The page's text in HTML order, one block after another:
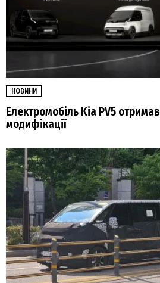
НОВИНИ
Електромобіль Kia PV5
модифікації